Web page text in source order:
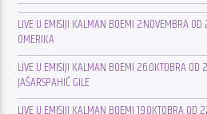
LIVE U EMISIJI KALMAN BOEMI 2.NOVEMBRA OD
OMERIKA
LIVE U EMISIJI KALMAN BOEMI 26.OKTOBRA OD
JAŠARSPAHIĆ GILE